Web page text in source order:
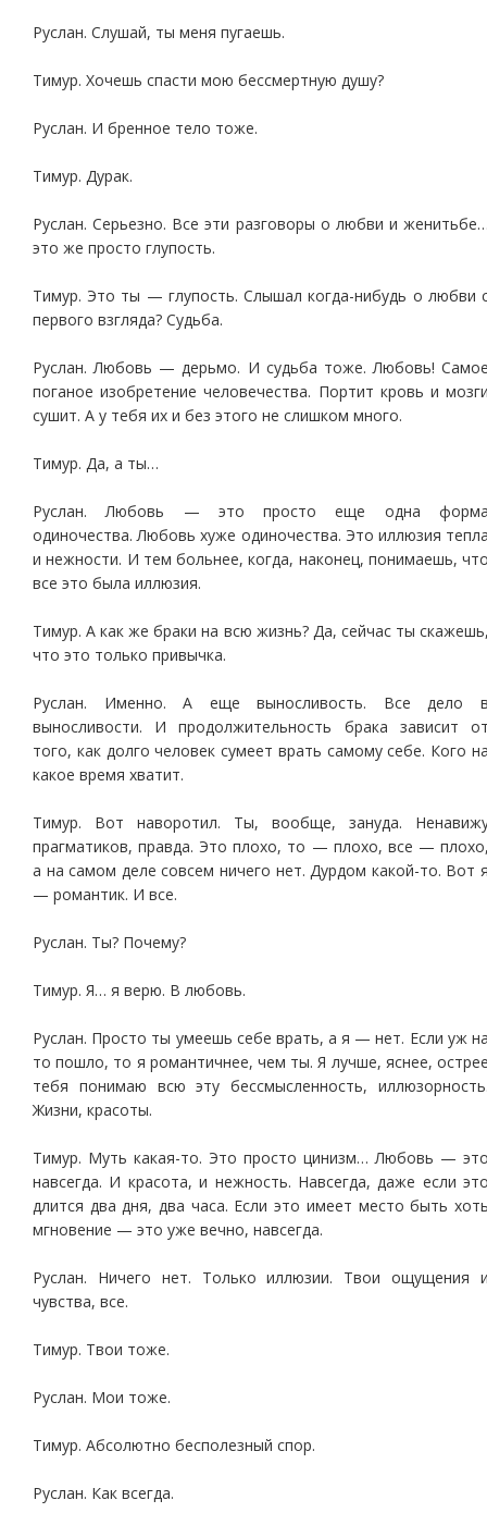
Руслан. Слушай, ты меня пугаешь.
Тимур. Хочешь спасти мою бессмертную душу?
Руслан. И бренное тело тоже.
Тимур. Дурак.
Руслан. Серьезно. Все эти разговоры о любви и
это же просто глупость.
Тимур. Это ты — глупость. Слышал когда-нибудь о любви
первого взгляда? Судьба.
Руслан. Любовь — дерьмо. И судьба тоже. Любовь!
поганое изобретение человечества. Портит кровь и
сушит. А у тебя их и без этого не слишком много.
Тимур. Да, а ты…
Руслан. Любовь — это просто еще одна
одиночества. Любовь хуже одиночества. Это иллюзия
и нежности. И тем больнее, когда, наконец, понимаешь,
все это была иллюзия.
Тимур. А как же браки на всю жизнь? Да, сейчас ты
что это только привычка.
Руслан. Именно. А еще выносливость. Все дело
выносливости. И продолжительность брака зависит
того, как долго человек сумеет врать самому себе. Кого
какое время хватит.
Тимур. Вот наворотил. Ты, вообще, зануда.
прагматиков, правда. Это плохо, то — плохо, все —
а на самом деле совсем ничего нет. Дурдом какой-то. Вот
— романтик. И все.
Руслан. Ты? Почему?
Тимур. Я… я верю. В любовь.
Руслан. Просто ты умеешь себе врать, а я — нет. Если уж
то пошло, то я романтичнее, чем ты. Я лучше, яснее,
тебя понимаю всю эту бессмысленность,
Жизни, красоты.
Тимур. Муть какая-то. Это просто цинизм… Любовь —
навсегда. И красота, и нежность. Навсегда, даже если
длится два дня, два часа. Если это имеет место быть
мгновение — это уже вечно, навсегда.
Руслан. Ничего нет. Только иллюзии. Твои ощущения
чувства, все.
Тимур. Твои тоже.
Руслан. Мои тоже.
Тимур. Абсолютно бесполезный спор.
Руслан. Как всегда.